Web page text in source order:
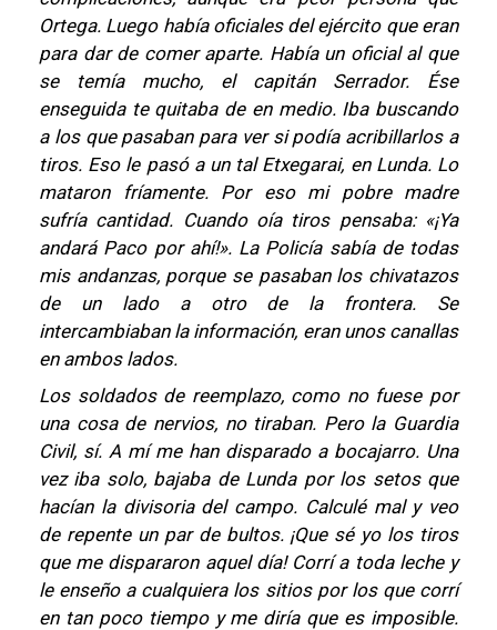
Ortega. Luego había oficiales del ejército que eran
para dar de comer aparte. Había un oficial al que
se temía mucho, el capitán Serrador. Ése
enseguida te quitaba de en medio. Iba buscando
a los que pasaban para ver si podía acribillarlos a
tiros. Eso le pasó a un tal Etxegarai, en Lunda. Lo
mataron fríamente. Por eso mi pobre madre
sufría cantidad. Cuando oía tiros pensaba: «¡Ya
andará Paco por ahí!». La Policía sabía de todas
mis andanzas, porque se pasaban los chivatazos
de un lado a otro de la frontera. Se
intercambiaban la información, eran unos canallas
en ambos lados.
Los soldados de reemplazo, como no fuese por
una cosa de nervios, no tiraban. Pero la Guardia
Civil, sí. A mí me han disparado a bocajarro. Una
vez iba solo, bajaba de Lunda por los setos que
hacían la divisoria del campo. Calculé mal y veo
de repente un par de bultos. ¡Que sé yo los tiros
que me dispararon aquel día! Corrí a toda leche y
le enseño a cualquiera los sitios por los que corrí
en tan poco tiempo y me diría que es imposible.